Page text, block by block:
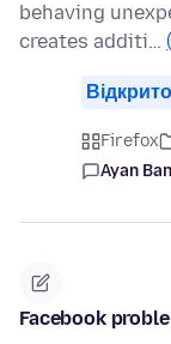
behaving
creates additi…
Відкрито
Firefox
Ayan
Facebook